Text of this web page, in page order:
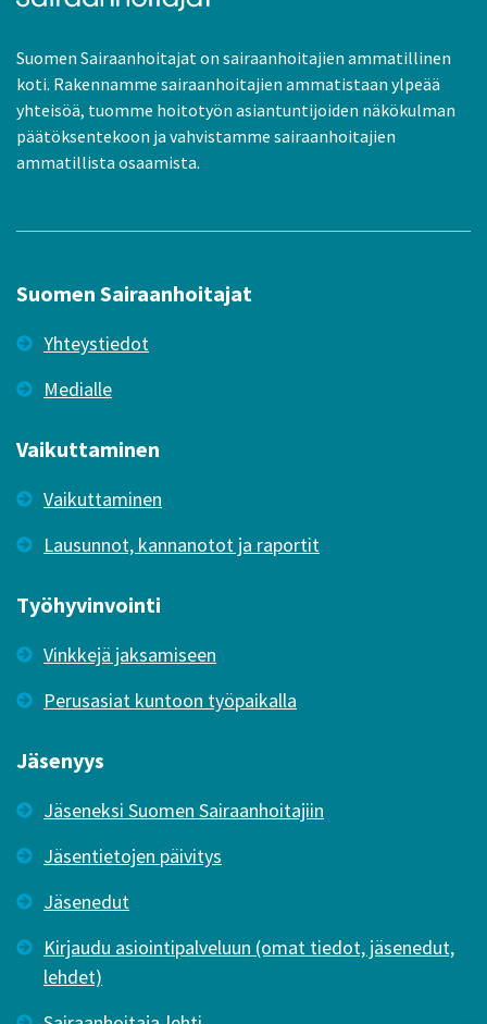
Suomen Sairaanhoitajat on sairaanhoitajien ammatillinen
koti. Rakennamme sairaanhoitajien ammatistaan ylpeää
yhteisöä, tuomme hoitotyön asiantuntijoiden näkökulman
päätöksentekoon ja vahvistamme sairaanhoitajien
ammatillista osaamista.
Suomen Sairaanhoitajat
Yhteystiedot
Medialle
Vaikuttaminen
Vaikuttaminen
Lausunnot, kannanotot ja raportit
Työhyvinvointi
Vinkkejä jaksamiseen
Perusasiat kuntoon työpaikalla
Jäsenyys
Jäseneksi Suomen Sairaanhoitajiin
Jäsentietojen päivitys
Jäsenedut
Kirjaudu asiointipalveluun (omat tiedot, jäsenedut,
lehdet)